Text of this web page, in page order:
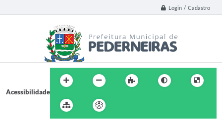
Login / Cadastro
Acessibilidade